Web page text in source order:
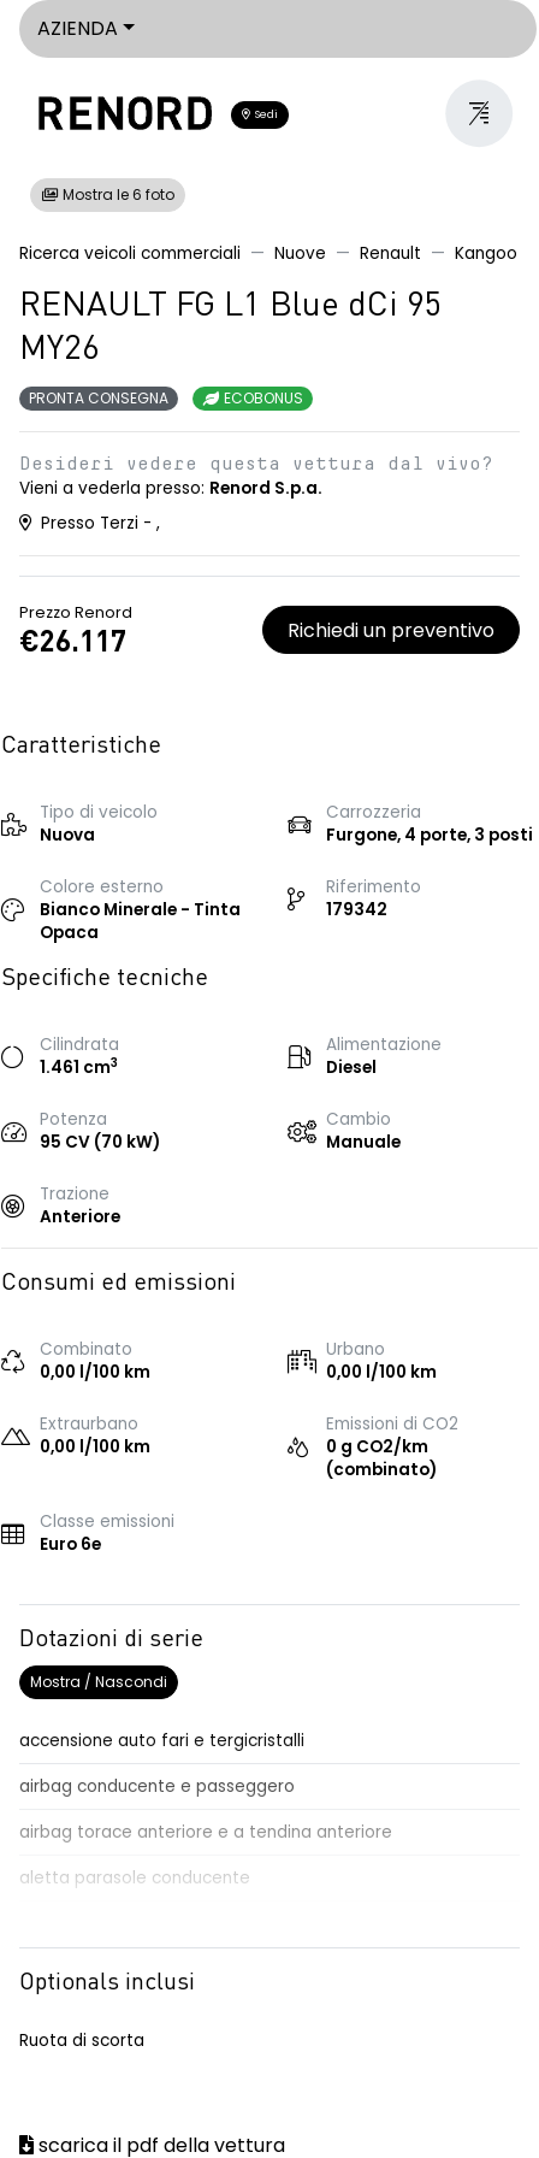
AZIENDA
Sedi
Mostra le 6 foto
Ricerca veicoli commerciali Nuove Renault Kangoo
RENAULT FG L1 Blue dCi 95
MY26
PRONTA CONSEGNA ECOBONUS
Desideri vedere questa vettura dal vivo?
Vieni a vederla presso: Renord S.p.a.
Presso Terzi - ,
Prezzo Renord
€26.117 Richiedi un preventivo
Caratteristiche
Tipo di veicolo
Nuova
Carrozzeria
Furgone, 4 porte, 3 posti
Colore esterno
Bianco Minerale - Tinta
Opaca
Riferimento
179342
Specifiche tecniche
Cilindrata
1.461 cm3
Alimentazione
Diesel
Potenza
95 CV (70 kW)
Cambio
Manuale
Trazione
Anteriore
Consumi ed emissioni
Combinato
0,00 l/100 km
Urbano
0,00 l/100 km
Extraurbano
0,00 l/100 km
Emissioni di CO2
0 g CO2/km
(combinato)
Classe emissioni
Euro 6e
Dotazioni di serie
Mostra / Nascondi
accensione auto fari e tergicristalli
airbag conducente e passeggero
airbag torace anteriore e a tendina anteriore
aletta parasole conducente
alzacristalli anteriori elettrici / impulsionali lato conducente
commutatore airbag frontale passeggero
Optionals inclusi
Ruota di scorta
scarica il pdf della vettura